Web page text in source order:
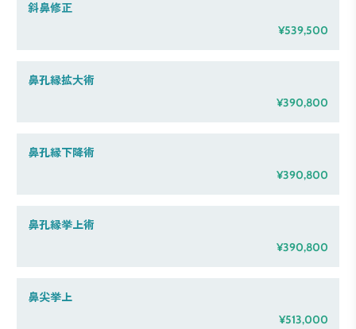
斜鼻修正
¥539,500
鼻孔縁拡大術
¥390,800
鼻孔縁下降術
¥390,800
鼻孔縁挙上術
¥390,800
鼻尖挙上
¥513,000